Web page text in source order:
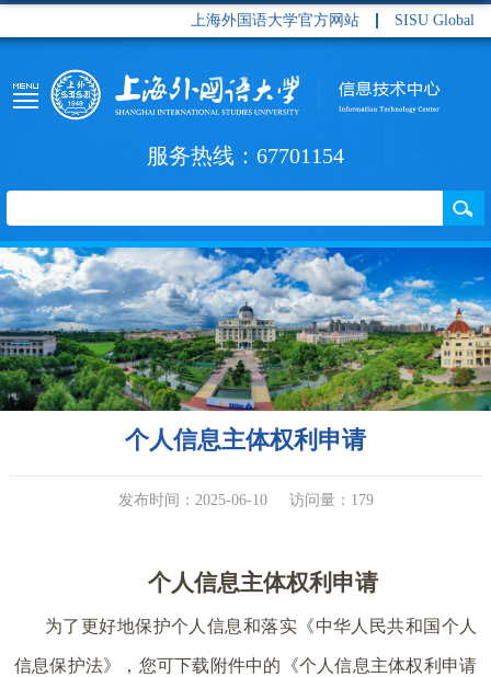
上海外国语大学官方网站 SISU Global
服务热线：67701154
个人信息主体权利申请
发布时间：2025-06-10 访问量： 179
个人信息主体权利申请
为了更好地保护个人信息和落实《中华人民共和国个人
信息保护法》，您可下载附件中的《个人信息主体权利申请